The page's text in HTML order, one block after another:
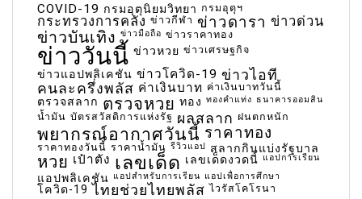
COVID-19 กรมอุตุนิยมวิทยา กรมอุตุฯ
กระทรวงการคลัง ข่าวกีฬา ข่าวดารา ข่าวด่วน
ข่าวบันเทิง ข่าวมือถือ ข่าวราคาทอง
ข่าววันนี้ ข่าวหวย ข่าวเศรษฐกิจ
ข่าวแอปพลิเคชัน ข่าวโควิด-19 ข่าวไอที
คนละครึ่งพลัส ค่าเงินบาท ค่าเงินบาทวันนี้
ตรวจสลาก ตรวจหวย ทอง ทองคำแท่ง ธนาคารออมสิน
น้ำมัน บัตรสวัสดิการแห่งรัฐ ผลสลาก ฝนตกหนัก
พยากรณ์อากาศวันนี้ ราคาทอง
ราคาทองวันนี้ ราคาน้ำมัน รีวิวแอป สลากกินแบ่งรัฐบาล
หวย เป๋าตัง เลขเด็ด เลขเด็ดงวดนี้ แอปการเรียน
แอปพลิเคชัน แอปสำหรับการเรียน แอปเพื่อการศึกษา
โควิด-19 ไทยช่วยไทยพลัส ไวรัสโคโรนา